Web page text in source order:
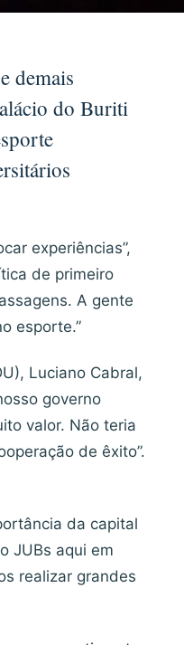
demais
do Buriti
experiências”,
de primeiro
A gente
esporte.”
Luciano Cabral,
governo
valor. Não teria
de êxito”.
da capital
JUBs aqui em
realizar grandes